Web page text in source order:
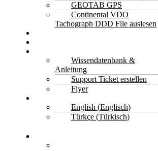
GEOTAB GPS
Continental VDO
Tachograph DDD File auslesen
Wissendatenbank &
Anleitung
Support Ticket erstellen
Flyer
English (Englisch)
Türkçe (Türkisch)